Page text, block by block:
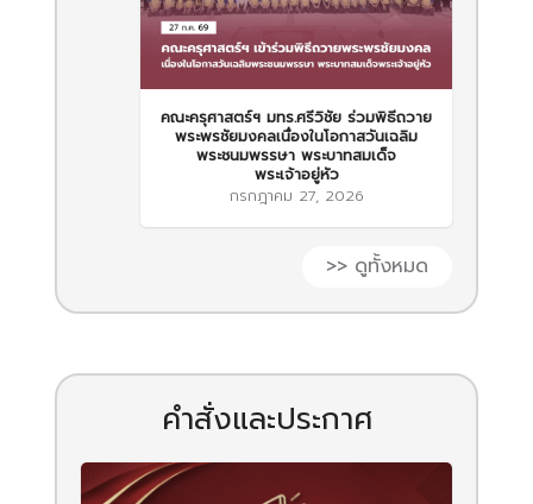
คณะครุศาสตร์ฯ มทร.ศรีวิชัย ร่วมพิธีถวาย
พระพรชัยมงคลเนื่องในโอกาสวันเฉลิม
พระชนมพรรษา พระบาทสมเด็จ
พระเจ้าอยู่หัว
กรกฎาคม 27, 2026
>> ดูทั้งหมด
คำสั่งและประกาศ